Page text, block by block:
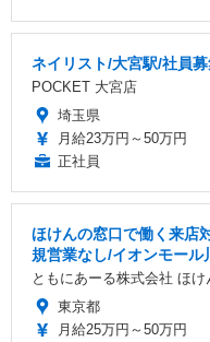
ネイリスト/大宮駅/社員
POCKET 大宮店
埼玉県
月給23万円～50万円
正社員
ほけんの窓口で働く来店
規営業なし/イオンモール
ともにあーる株式会社 ほ
東京都
月給25万円～50万円